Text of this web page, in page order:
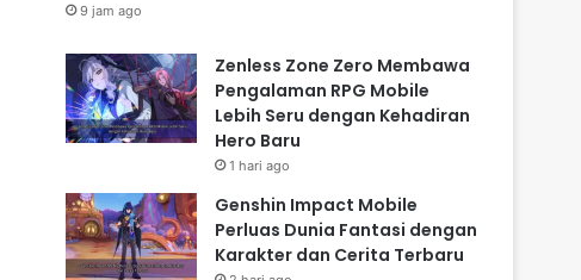
9 jam ago
Zenless Zone Zero Membawa
Pengalaman RPG Mobile
Lebih Seru dengan Kehadiran
Hero Baru
1 hari ago
Genshin Impact Mobile
Perluas Dunia Fantasi dengan
Karakter dan Cerita Terbaru